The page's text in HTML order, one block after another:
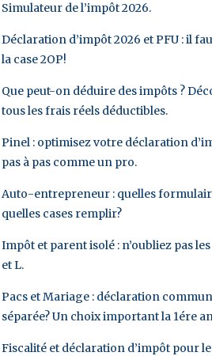
Simulateur de l’impôt 2026.
Déclaration d’impôt 2026 et PFU : il
la case 2OP!
Que peut-on déduire des impôts ?
tous les frais réels déductibles.
Pinel : optimisez votre déclaration
pas à pas comme un pro.
Auto-entrepreneur : quelles
quelles cases remplir?
Impôt et parent isolé : n’oubliez pas les
et L.
Pacs et Mariage : déclaration
séparée? Un choix important la 1ére
Fiscalité et déclaration d’impôt pour